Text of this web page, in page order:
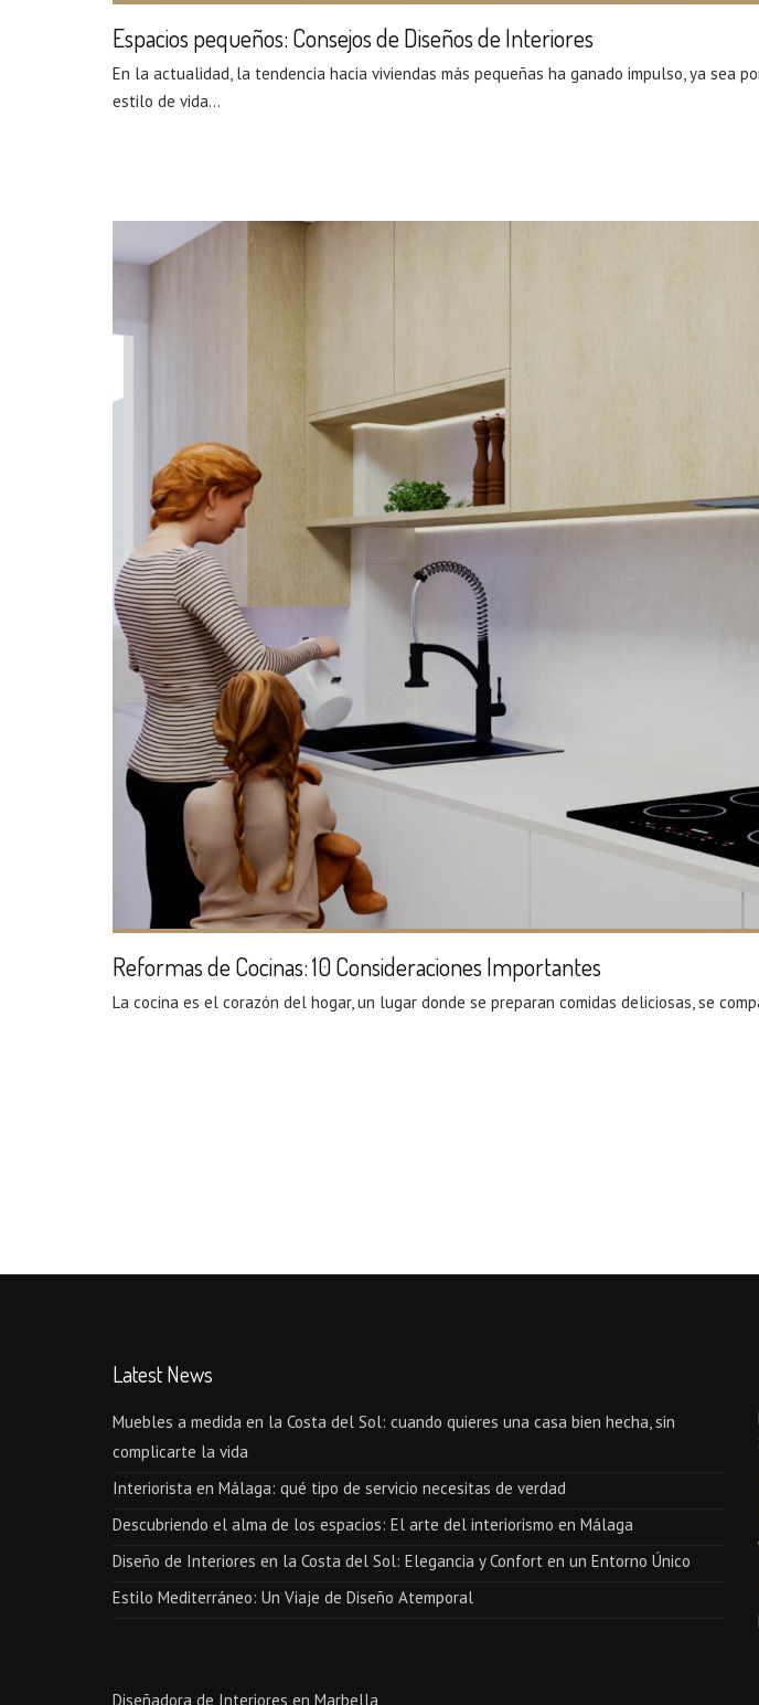
Espacios pequeños: Consejos de Diseños de Interiores
En la actualidad, la tendencia hacia viviendas más pequeñas ha ganado impulso, ya sea
estilo de vida...
Reformas de Cocinas: 10 Consideraciones Importantes
La cocina es el corazón del hogar, un lugar donde se preparan comidas deliciosas, se
Latest News
Muebles a medida en la Costa del Sol: cuando quieres una casa bien hecha, sin
complicarte la vida
Interiorista en Málaga: qué tipo de servicio necesitas de verdad
Descubriendo el alma de los espacios: El arte del interiorismo en Málaga
Diseño de Interiores en la Costa del Sol: Elegancia y Confort en un Entorno Único
Estilo Mediterráneo: Un Viaje de Diseño Atemporal
Diseñadora de Interiores en Marbella